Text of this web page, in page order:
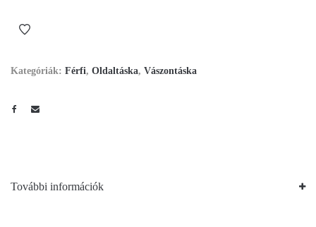
Kategóriák: Férfi, Oldaltáska, Vászontáska
További információk